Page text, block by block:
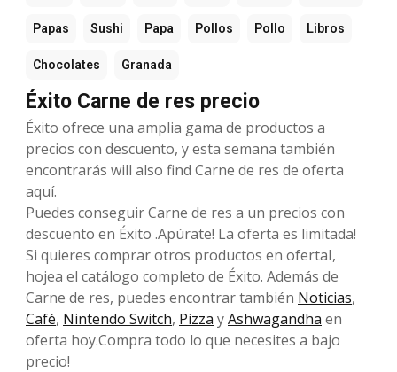
Papas Sushi Papa Pollos Pollo Libros
Chocolates Granada
Éxito Carne de res precio
Éxito ofrece una amplia gama de productos a
precios con descuento, y esta semana también
encontrarás will also find Carne de res de oferta
aquí.
Puedes conseguir Carne de res a un precios con
descuento en Éxito .Apúrate! La oferta es limitada!
Si quieres comprar otros productos en ofertaI,
hojea el catálogo completo de Éxito. Además de
Carne de res, puedes encontrar también Noticias,
Café, Nintendo Switch, Pizza yAshwagandha en
oferta hoy.Compra todo lo que necesites a bajo
precio!